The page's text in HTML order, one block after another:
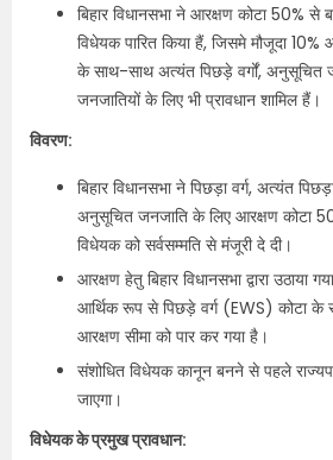
बिहार विधानसभा ने आरक्षण कोटा 50%
विधेयक पारित किया हैं, जिसमे मौजूदा 10%
के साथ-साथ अत्यंत पिछड़े वर्गों, अनुसूचित
जनजातियों के लिए भी प्रावधान शामिल हैं।
विवरण:
बिहार विधानसभा ने पिछड़ा वर्ग, अत्यंत
अनुसूचित जनजाति के लिए आरक्षण कोटा
विधेयक को सर्वसम्मति से मंजूरी दे दी।
आरक्षण हेतु बिहार विधानसभा द्वारा उठाया
आर्थिक रूप से पिछड़े वर्ग (EWS) कोटा के
आरक्षण सीमा को पार कर गया है।
संशोधित विधेयक कानून बनने से पहले
जाएगा।
विधेयक के प्रमुख प्रावधान: